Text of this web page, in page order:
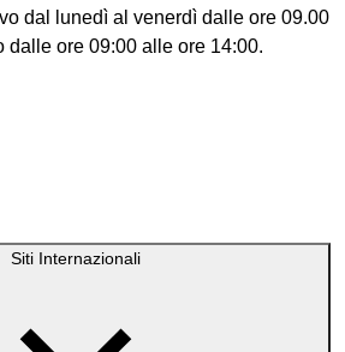
dal lunedì al venerdì dalle ore 09.00
dalle ore 09:00 alle ore 14:00.
Siti Internazionali